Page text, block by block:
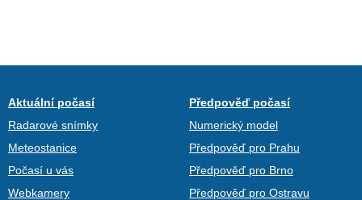
Aktuální počasí
Radarové snímky
Meteostanice
Počasí u vás
Webkamery
Předpověď počasí
Numerický model
Předpověď pro Prahu
Předpověď pro Brno
Předpověď pro Ostravu